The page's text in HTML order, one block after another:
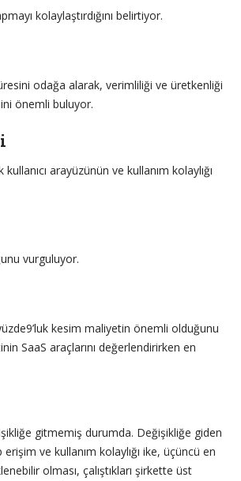
kolaylaştırdığını belirtiyor.
odağa alarak, verimliliği ve üretkenliği
önemli buluyor.
arayüzünün ve kullanım kolaylığı
vurguluyor.
kesim maliyetin önemli olduğunu
SaaS araçlarını değerlendirirken en
gitmemiş durumda. Değişikliğe giden
ve kullanım kolaylığı ike, üçüncü en
olması, çalıştıkları şirkette üst